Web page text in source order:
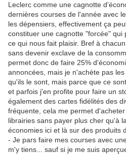
Leclerc comme une cagnotte
dernières courses de l'année avec
les dépensiers, effectivement ça
constituer une cagnotte "forcée"
ce qui nous fait plaisir. Bref à
sans devenir exclave de la
permet donc de faire 25%
annoncées, mais je n'achète pas
qu'ils le sont, mais parce que ce
et parfois j'en profite pour faire un
également des cartes fidélités des
fréquente, cela me permet
librairies sans payer plus cher qu'à
économies ici et là sur des produits
- Je pars faire mes courses avec
m'y tiens... sauf si je me suis